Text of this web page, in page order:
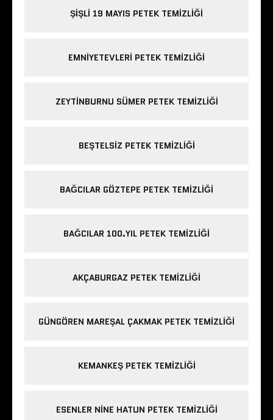
ŞIŞLI 19 MAYIS PETEK TEMIZLIĞI
EMNIYETEVLERI PETEK TEMIZLIĞI
ZEYTINBURNU SÜMER PETEK TEMIZLIĞI
BEŞTELSIZ PETEK TEMIZLIĞI
BAĞCILAR GÖZTEPE PETEK TEMIZLIĞI
BAĞCILAR 100.YIL PETEK TEMIZLIĞI
AKÇABURGAZ PETEK TEMIZLIĞI
GÜNGÖREN MAREŞAL ÇAKMAK PETEK TEMIZLIĞI
KEMANKEŞ PETEK TEMIZLIĞI
ESENLER NINE HATUN PETEK TEMIZLIĞI